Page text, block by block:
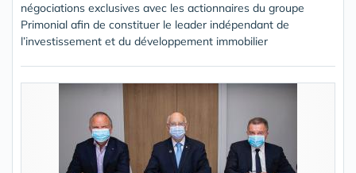
négociations exclusives avec les actionnaires du groupe
Primonial afin de constituer le leader indépendant de
l’investissement et du développement immobilier